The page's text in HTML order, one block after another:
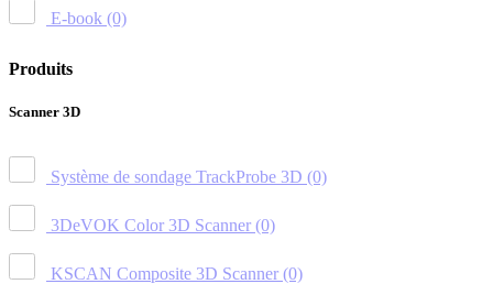
E-book (0)
Produits
Scanner 3D
Système de sondage TrackProbe 3D (0)
3DeVOK Color 3D Scanner (0)
KSCAN Composite 3D Scanner (0)